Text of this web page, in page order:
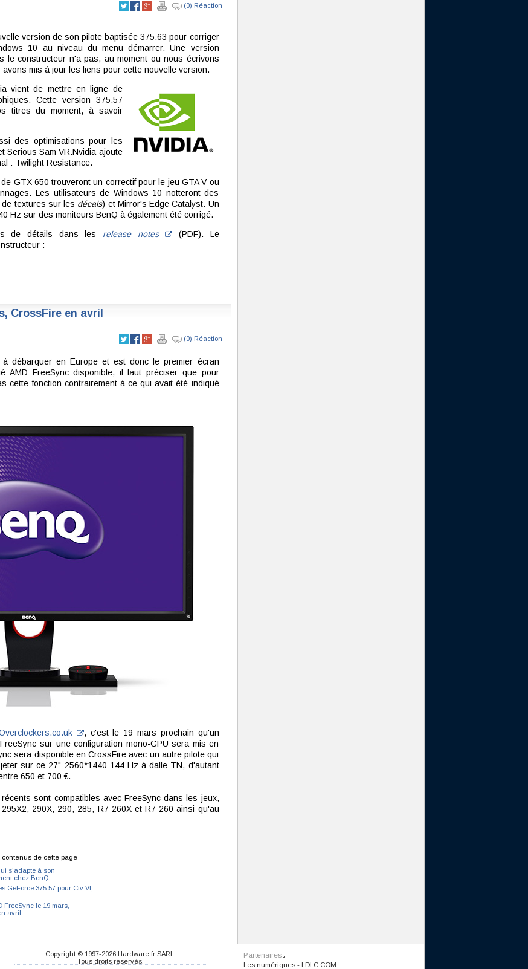
(0) Réaction
version de son pilote baptisée 375.63 pour corriger
10 au niveau du menu démarrer. Une version
le constructeur n'a pas, au moment ou nous écrivons
avons mis à jour les liens pour cette nouvelle version.
vient de mettre en ligne de
Cette version 375.57
titres du moment, à savoir
des optimisations pour les
Serious Sam VR.Nvidia ajoute
: Twilight Resistance.
GTX 650 trouveront un correctif pour le jeu GTA V ou
Les utilisateurs de Windows 10 notteront des
textures sur les décals) et Mirror's Edge Catalyst. Un
Hz sur des moniteurs BenQ à également été corrigé.
de détails dans les release notes
(PDF). Le
:
CrossFire en avril
(0) Réaction
débarquer en Europe et est donc le premier écran
AMD FreeSync disponible, il faut préciser que pour
cette fonction contrairement à ce qui avait été indiqué
, c'est le 19 mars prochain qu'un
sur une configuration mono-GPU sera mis en
sera disponible en CrossFire avec un autre pilote qui
sur ce 27" 2560*1440 144 Hz à dalle TN, d'autant
650 et 700 €.
sont compatibles avec FreeSync dans les jeux,
290X, 290, 285, R7 260X et R7 260 ainsi qu'au
contenus de cette page
s'adapte à son
chez BenQ
GeForce 375.57 pour Civ VI,
FreeSync le 19 mars,
avril
Copyright © 1997-2026 Hardware.fr SARL.
Tous droits réservés.
Partenaires
Les numériques- LDLC.COM